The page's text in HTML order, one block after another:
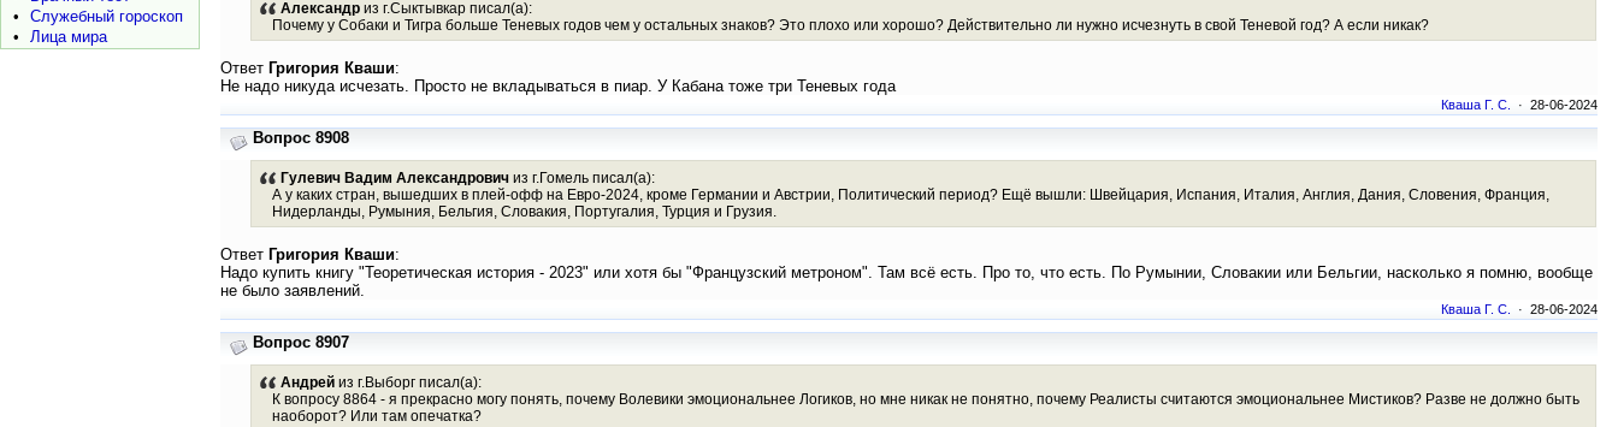
•
Служебный гороскоп
•
Лица мира
Александриз г.Сыктывкар писал(а):
Почему у Cобаки и Тигра больше Теневых годов чем у остальных знаков? Это плохо или хорошо? Действительно ли нужно исчезнуть в свой Теневой год? А если никак?
Ответ Григория Кваши:
Не надо никуда исчезать. Просто не вкладываться в пиар. У Кабана тоже три Теневых года
Кваша Г. С. · 28-06-2024
Вопрос 8908
Гулевич Вадим Александровичиз г.Гомель писал(а):
А у каких стран, вышедших в плей-офф на Евро-2024, кроме Германии и Австрии, Политический период? Ещё вышли: Швейцария, Испания, Италия, Англия, Дания, Словения, Франция,
Нидерланды, Румыния, Бельгия, Словакия, Португалия, Турция и Грузия.
Ответ Григория Кваши:
Надо купить книгу "Теоретическая история - 2023" или хотя бы "Французский метроном". Там всё есть. Про то, что есть. По Румынии, Словакии или Бельгии, насколько я помню, вообще
не было заявлений.
Кваша Г. С. · 28-06-2024
Вопрос 8907
Андрейиз г.Выборг писал(а):
К вопросу 8864 - я прекрасно могу понять, почему Волевики эмоциональнее Логиков, но мне никак не понятно, почему Реалисты считаются эмоциональнее Мистиков? Разве не должно быть
наоборот? Или там опечатка?